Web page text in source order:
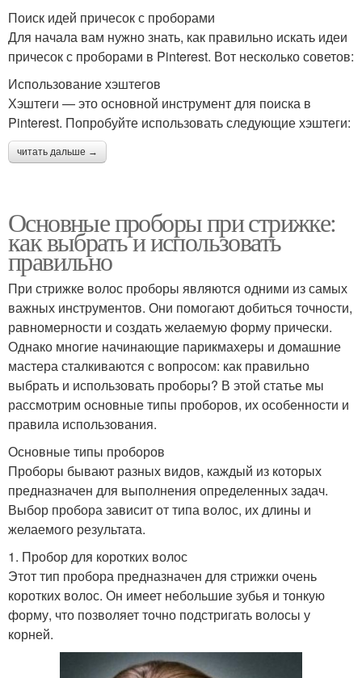
Поиск идей причесок с проборами
Для начала вам нужно знать, как правильно искать идеи
причесок с проборами в Pinterest. Вот несколько советов:
Использование хэштегов
Хэштеги — это основной инструмент для поиска в
Pinterest. Попробуйте использовать следующие хэштеги:
читать дальше →
Основные проборы при стрижке:
как выбрать и использовать
правильно
При стрижке волос проборы являются одними из самых
важных инструментов. Они помогают добиться точности,
равномерности и создать желаемую форму прически.
Однако многие начинающие парикмахеры и домашние
мастера сталкиваются с вопросом: как правильно
выбрать и использовать проборы? В этой статье мы
рассмотрим основные типы проборов, их особенности и
правила использования.
Основные типы проборов
Проборы бывают разных видов, каждый из которых
предназначен для выполнения определенных задач.
Выбор пробора зависит от типа волос, их длины и
желаемого результата.
1. Пробор для коротких волос
Этот тип пробора предназначен для стрижки очень
коротких волос. Он имеет небольшие зубья и тонкую
форму, что позволяет точно подстригать волосы у
корней.